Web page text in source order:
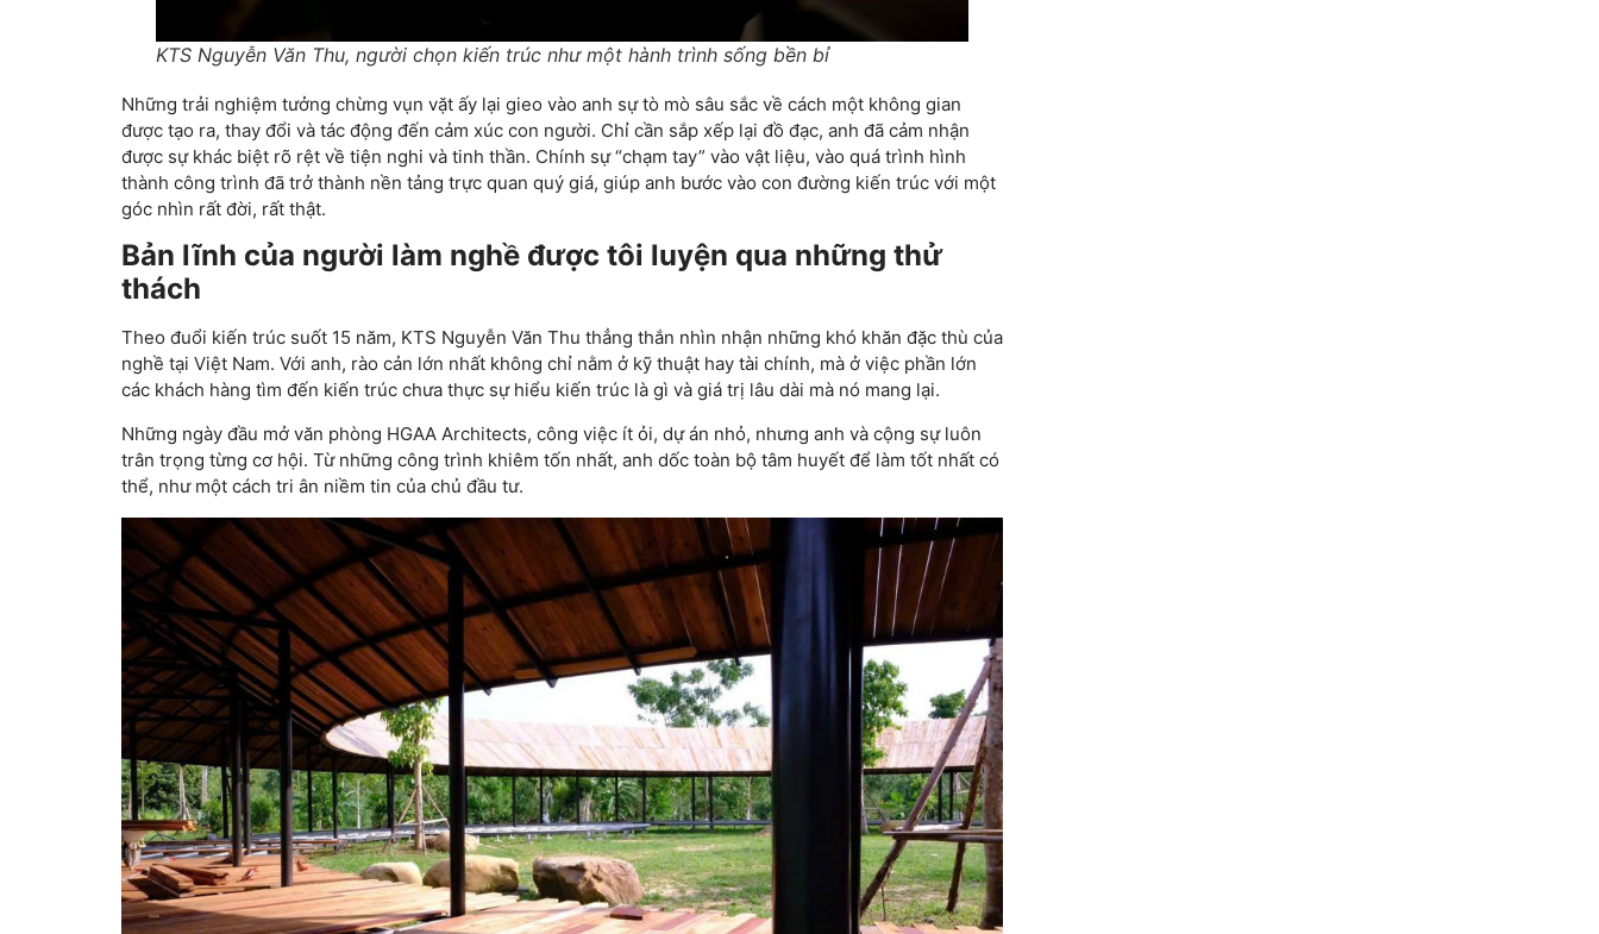
KTS Nguyễn Văn Thu, người chọn kiến trúc như một hành trình sống bền bỉ
Những trải nghiệm tưởng chừng vụn vặt ấy lại gieo vào anh sự tò mò sâu sắc về cách một không gian
được tạo ra, thay đổi và tác động đến cảm xúc con người. Chỉ cần sắp xếp lại đồ đạc, anh đã cảm nhận
được sự khác biệt rõ rệt về tiện nghi và tinh thần. Chính sự “chạm tay” vào vật liệu, vào quá trình hình
thành công trình đã trở thành nền tảng trực quan quý giá, giúp anh bước vào con đường kiến trúc với một
góc nhìn rất đời, rất thật.
Bản lĩnh của người làm nghề được tôi luyện qua những thử
thách
Theo đuổi kiến trúc suốt 15 năm, KTS Nguyễn Văn Thu thẳng thắn nhìn nhận những khó khăn đặc thù của
nghề tại Việt Nam. Với anh, rào cản lớn nhất không chỉ nằm ở kỹ thuật hay tài chính, mà ở việc phần lớn
các khách hàng tìm đến kiến trúc chưa thực sự hiểu kiến trúc là gì và giá trị lâu dài mà nó mang lại.
Những ngày đầu mở văn phòng HGAA Architects, công việc ít ỏi, dự án nhỏ, nhưng anh và cộng sự luôn
trân trọng từng cơ hội. Từ những công trình khiêm tốn nhất, anh dốc toàn bộ tâm huyết để làm tốt nhất có
thể, như một cách tri ân niềm tin của chủ đầu tư.